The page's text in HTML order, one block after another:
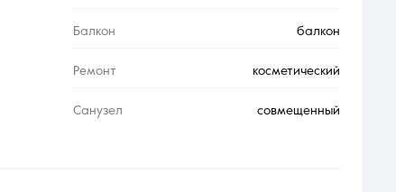
Балкон балкон
Ремонт косметический
Санузел совмещенный